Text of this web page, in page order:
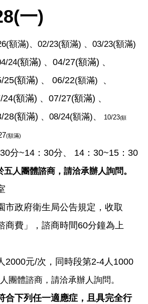
一)
額滿)、02/23(額滿) 、03/23(額滿)
24(額滿) 、04/27(額滿) 、
25(額滿) 、 06/22(額滿)
、
24(額滿) 、07/27(額滿) 、
28(額滿) 、08/24(額滿)、 10/23(額
(額滿)
分~14：30分、 14：30~15：30
五人團體諮商，請洽承辦人詢問。
市政府衛生局公告規定，收取
商費」，諮商時間60分鐘為上
2000元/次，同時段第2-4人1000
團體諮商，請洽承辦人詢問。
合下列任一適應症，且具完全行